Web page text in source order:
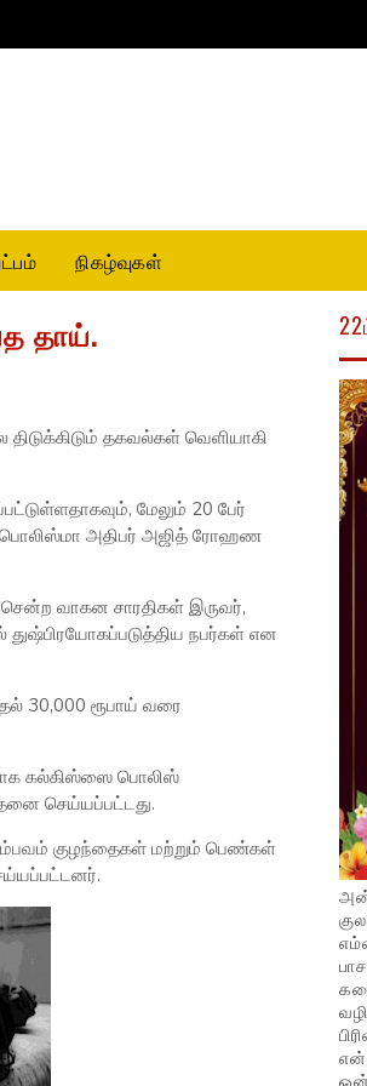
நிகழ்வுகள்
தாய்.
தகவல்கள் வெளியாகி
மேலும் 20 பேர்
பொலிஸ்மா அதிபர் அஜித் ரோஹண
சென்ற வாகன சாரதிகள் இருவர்,
துஷ்பிரயோகப்படுத்திய நபர்கள் என
30,000 ரூபாய் வரை
கல்கிஸ்ஸை பொலிஸ்
செய்யப்பட்டது.
சம்பவம் குழந்தைகள் மற்றும் பெண்கள்